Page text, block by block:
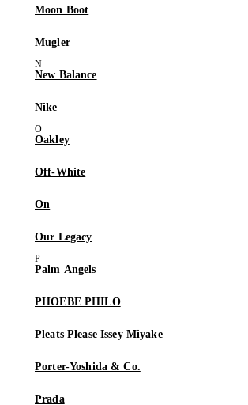
Moon Boot
Mugler
New Balance
Nike
Oakley
Off-White
On
Our Legacy
Palm Angels
PHOEBE PHILO
Pleats Please Issey Miyake
Porter-Yoshida & Co.
Prada